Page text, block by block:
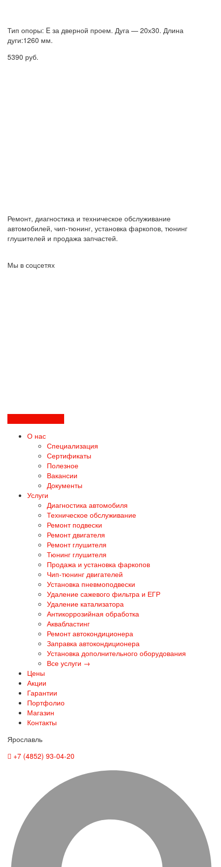
Тип опоры: E за дверной проем. Дуга — 20х30. Длина
дуги:1260 мм.
5390 руб.
Ремонт, диагностика и техническое обслуживание
автомобилей, чип-тюнинг, установка фаркопов, тюнинг
глушителей и продажа запчастей.
Мы в соцсетях
О нас
Специализация
Сертификаты
Полезное
Вакансии
Документы
Услуги
Диагностика автомобиля
Техническое обслуживание
Ремонт подвески
Ремонт двигателя
Ремонт глушителя
Тюнинг глушителя
Продажа и установка фаркопов
Чип-тюнинг двигателей
Установка пневмоподвески
Удаление сажевого фильтра и ЕГР
Удаление катализатора
Антикоррозийная обработка
Аквабластинг
Ремонт автокондиционера
Заправка автокондиционера
Установка дополнительного оборудования
Все услуги →
Цены
Акции
Гарантии
Портфолио
Магазин
Контакты
Ярославль
+7 (4852) 93-04-20